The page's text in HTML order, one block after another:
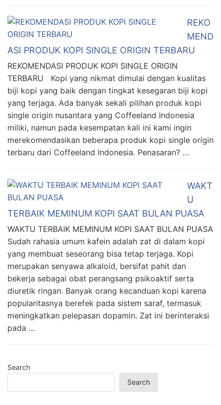
REKO
MEND
ASI PRODUK KOPI SINGLE ORIGIN TERBARU
REKOMENDASI PRODUK KOPI SINGLE ORIGIN
TERBARU Kopi yang nikmat dimulai dengan kualitas
biji kopi yang baik dengan tingkat kesegaran biji kopi
yang terjaga. Ada banyak sekali pilihan produk kopi
single origin nusantara yang Coffeeland Indonesia
miliki, namun pada kesempatan kali ini kami ingin
merekomendasikan beberapa produk kopi single origin
terbaru dari Coffeeland Indonesia. Penasaran? …
WAKT
U
TERBAIK MEMINUM KOPI SAAT BULAN PUASA
WAKTU TERBAIK MEMINUM KOPI SAAT BULAN PUASA
Sudah rahasia umum kafein adalah zat di dalam kopi
yang membuat seseorang bisa tetap terjaga. Kopi
merupakan senyawa alkaloid, bersifat pahit dan
bekerja sebagai obat perangsang psikoaktif serta
diuretik ringan. Banyak orang kecanduan kopi karena
popularitasnya berefek pada sistem saraf, termasuk
meningkatkan pelepasan dopamin. Zat ini berinteraksi
pada …
Search
Search